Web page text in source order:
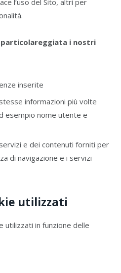
particolareggiata i nostri
inserite
informazioni più volte
esempio nome utente e
e dei contenuti forniti per
di navigazione e i servizi
utilizzati
utilizzati in funzione delle